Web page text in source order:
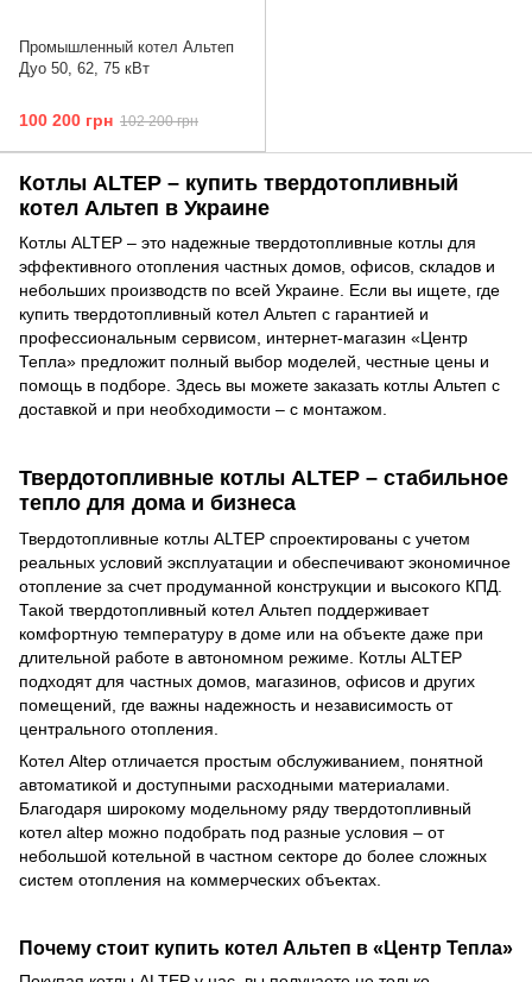
Промышленный котел Альтеп
Дуо 50, 62, 75 кВт
100 200 грн 102 200 грн
Котлы ALTEP – купить твердотопливный
котел Альтеп в Украине
Котлы ALTEP – это надежные твердотопливные котлы для
эффективного отопления частных домов, офисов, складов и
небольших производств по всей Украине. Если вы ищете, где
купить твердотопливный котел Альтеп с гарантией и
профессиональным сервисом, интернет‑магазин «Центр
Тепла» предложит полный выбор моделей, честные цены и
помощь в подборе. Здесь вы можете заказать котлы Альтеп с
доставкой и при необходимости – с монтажом.
Твердотопливные котлы ALTEP – стабильное
тепло для дома и бизнеса
Твердотопливные котлы ALTEP спроектированы с учетом
реальных условий эксплуатации и обеспечивают экономичное
отопление за счет продуманной конструкции и высокого КПД.
Такой твердотопливный котел Альтеп поддерживает
комфортную температуру в доме или на объекте даже при
длительной работе в автономном режиме. Котлы ALTEP
подходят для частных домов, магазинов, офисов и других
помещений, где важны надежность и независимость от
центрального отопления.
Котел Altep отличается простым обслуживанием, понятной
автоматикой и доступными расходными материалами.
Благодаря широкому модельному ряду твердотопливный
котел altep можно подобрать под разные условия – от
небольшой котельной в частном секторе до более сложных
систем отопления на коммерческих объектах.
Почему стоит купить котел Альтеп в «Центр Тепла»